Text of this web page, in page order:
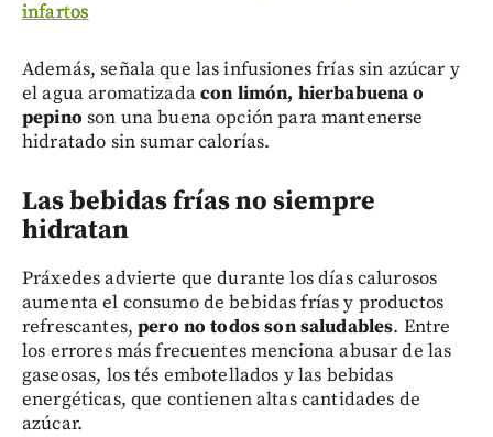
infartos
Además, señala que las infusiones frías sin azúcar y
el agua aromatizadacon limón, hierbabuena o
pepinoson una buena opción para mantenerse
hidratado sin sumar calorías.
Las bebidas frías no siempre
hidratan
Práxedes advierte que durante los días calurosos
aumenta el consumo de bebidas frías y productos
refrescantes,pero no todos son saludables. Entre
los errores más frecuentes menciona abusar de las
gaseosas, los tés embotellados y las bebidas
energéticas, que contienen altas cantidades de
azúcar.